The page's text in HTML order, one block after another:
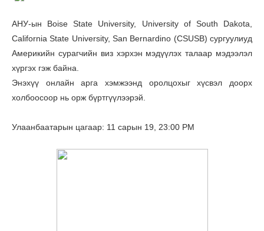
АНУ-ын Boise State University, University of South Dakota,
California State University, San Bernardino (CSUSB) сургуулиуд
Америкийн сурагчийн виз хэрхэн мэдүүлэх талаар мэдээлэл
хүргэх гэж байна.
Энэхүү онлайн арга хэмжээнд оролцохыг хүсвэл доорх
холбоосоор нь орж бүртгүүлээрэй.
Улаанбаатарын цагаар: 11 сарын 19, 23:00 PM